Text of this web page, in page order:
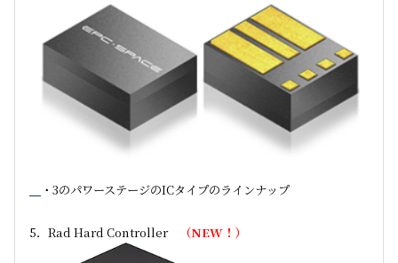
・3のパワーステージのICタイプのラインナップ
5．Rad Hard Controller （NEW！）